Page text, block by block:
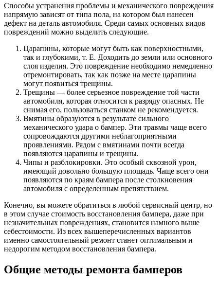
Способы устранения проблемы и механического повреждения
напрямую зависят от типа пола, на котором был нанесен
дефект на деталь автомобиля. Среди самых основных видов
повреждений можно выделить следующие.
Царапины, которые могут быть как поверхностными,
так и глубокими, т. Е. Доходить до земли или основного
слоя изделия. Это повреждение необходимо немедленно
отремонтировать, так как позже на месте царапины
могут появиться трещины.
Трещины — более серьезное повреждение той части
автомобиля, которая относится к разряду опасных. Не
снимая его, пользоваться станком не рекомендуется.
Вмятины образуются в результате сильного
механического удара о бампер. Эти травмы чаще всего
сопровождаются другими неблагоприятными
проявлениями. Рядом с вмятинами почти всегда
появляются царапины и трещины.
Чипы и разблокировки. Это особый сквозной урон,
имеющий довольно большую площадь. Чаще всего они
появляются по краям бампера после столкновения
автомобиля с определенным препятствием.
Конечно, вы можете обратиться в любой сервисный центр, но
в этом случае стоимость восстановления бампера, даже при
незначительных повреждениях, становится намного выше
себестоимости. Из всех вышеперечисленных вариантов
именно самостоятельный ремонт станет оптимальным и
недорогим методом восстановления бампера.
Общие методы ремонта бамперов